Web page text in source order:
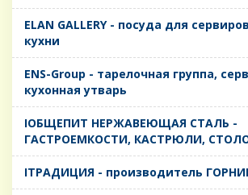
ELAN GALLERY - посуда для
кухни
ENS-Group - тарелочная группа,
кухонная утварь
IОБЩЕПИТ НЕРЖАВЕЮЩАЯ СТАЛЬ -
ГАСТРОЕМКОСТИ, КАСТРЮЛИ,
IТРАДИЦИЯ - производитель